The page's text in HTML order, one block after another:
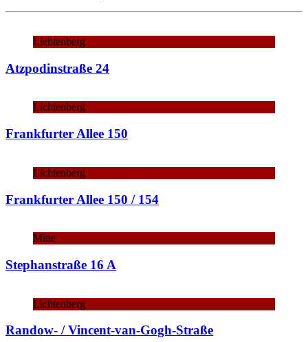
Lichtenberg
Atzpodinstraße 24
Lichtenberg
Frankfurter Allee 150
Lichtenberg
Frankfurter Allee 150 / 154
Mitte
Stephanstraße 16 A
Lichtenberg
Randow- / Vincent-van-Gogh-Straße